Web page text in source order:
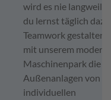
wird es nie
du lernst täglich
Teamwork gestalten
mit unserem
Maschinenpark die
Außenanlagen von
individuellen